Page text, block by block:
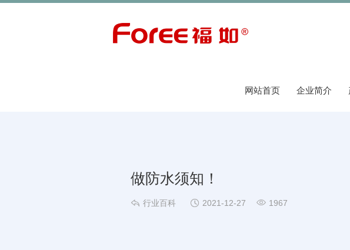
网站首页 企业简介
做防水须知！
 行业百科  2021-12-27  1967